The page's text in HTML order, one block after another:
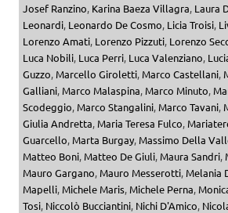
Josef Ranzino, Karina Baeza Villagra, Laura
Leonardi, Leonardo De Cosmo, Licia Troisi,
Lorenzo Amati, Lorenzo Pizzuti, Lorenzo
Luca Nobili, Luca Perri, Luca Valenziano,
Guzzo, Marcello Giroletti, Marco Castellani,
Galliani, Marco Malaspina, Marco Minuto,
Scodeggio, Marco Stangalini, Marco Tavani,
Giulia Andretta, Maria Teresa Fulco,
Guarcello, Marta Burgay, Massimo Della
Matteo Boni, Matteo De Giuli, Maura Sandri,
Mauro Gargano, Mauro Messerotti, Melania
Mapelli, Michele Maris, Michele Perna,
Tosi, Niccolò Bucciantini, Nichi D'Amico,